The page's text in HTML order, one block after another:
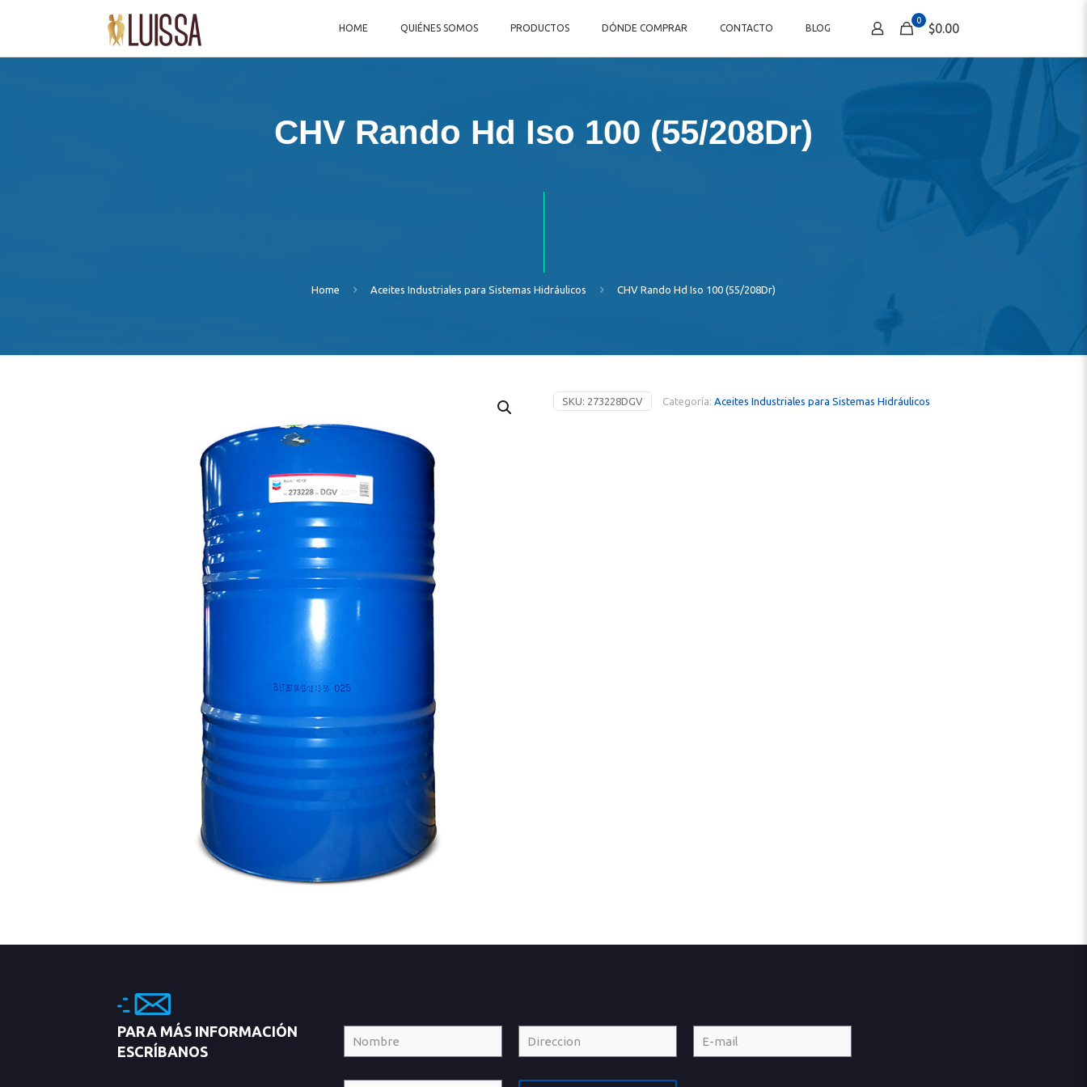
HOME QUIÉNES SOMOS PRODUCTOS DÓNDE COMPRAR CONTACTO BLOG
0
$0.00
CHV Rando Hd Iso 100 (55/208Dr)
Home Aceites Industriales para Sistemas Hidráulicos CHV Rando Hd Iso 100 (55/208Dr)
SKU: 273228DGV Categoría: Aceites Industriales para Sistemas Hidráulicos
PARA MÁS INFORMACIÓN
ESCRÍBANOS